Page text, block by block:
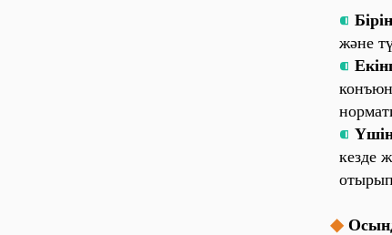
⁌
және‎
⁌
⁌
ке‎зде‎
◆